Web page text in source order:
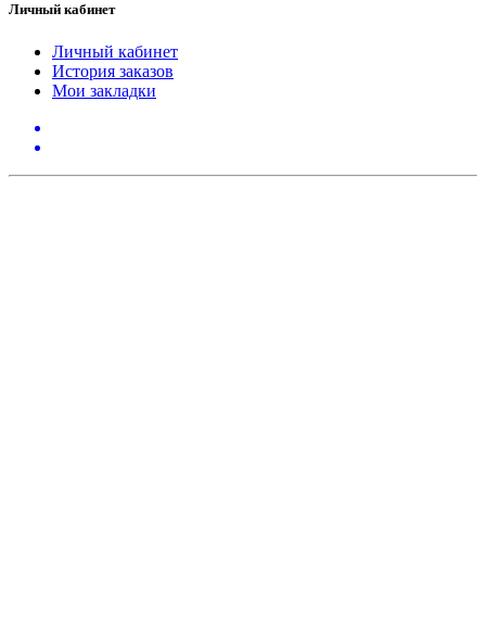
Личный кабинет
Личный кабинет
История заказов
Мои закладки